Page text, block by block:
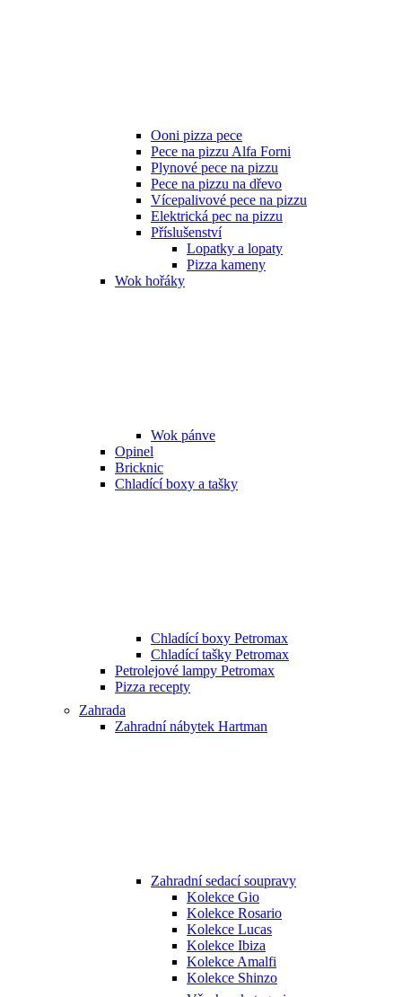
Ooni pizza pece
Pece na pizzu Alfa Forni
Plynové pece na pizzu
Pece na pizzu na dřevo
Vícepalivové pece na pizzu
Elektrická pec na pizzu
Příslušenství
Lopatky a lopaty
Pizza kameny
Wok hořáky
Wok pánve
Opinel
Bricknic
Chladící boxy a tašky
Chladící boxy Petromax
Chladící tašky Petromax
Petrolejové lampy Petromax
Pizza recepty
Zahrada
Zahradní nábytek Hartman
Zahradní sedací soupravy
Kolekce Gio
Kolekce Rosario
Kolekce Lucas
Kolekce Ibiza
Kolekce Amalfi
Kolekce Shinzo